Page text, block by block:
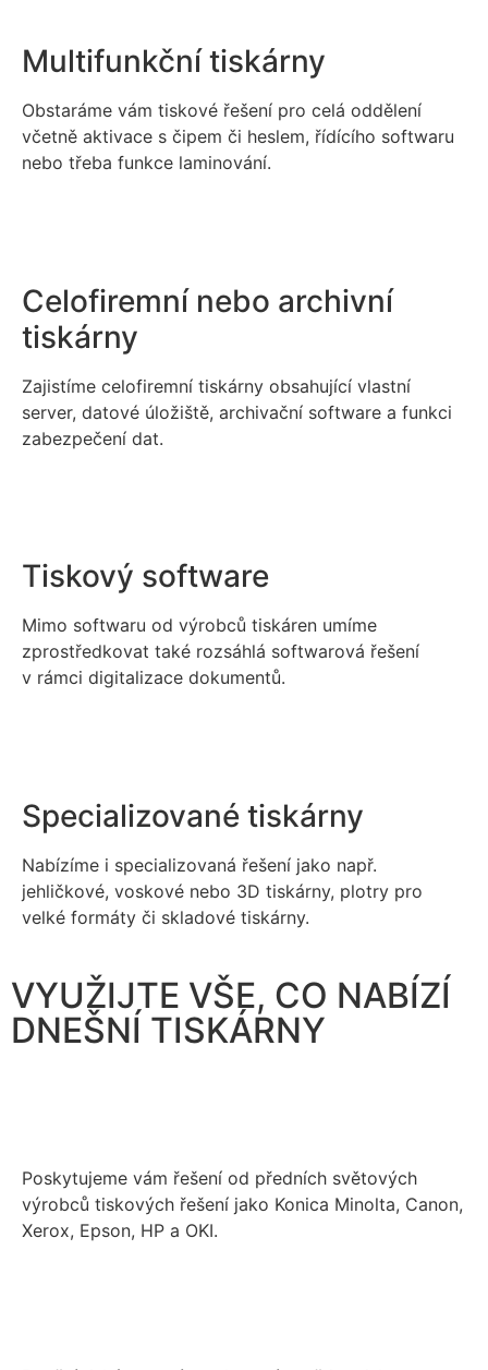
Multifunkční tiskárny
Obstaráme vám tiskové řešení pro celá oddělení
včetně aktivace s čipem či heslem, řídícího softwaru
nebo třeba funkce laminování.
Celofiremní nebo archivní
tiskárny
Zajistíme celofiremní tiskárny obsahující vlastní
server, datové úložiště, archivační software a funkci
zabezpečení dat.
Tiskový software
Mimo softwaru od výrobců tiskáren umíme
zprostředkovat také rozsáhlá softwarová řešení
v rámci digitalizace dokumentů.
Specializované tiskárny
Nabízíme i specializovaná řešení jako např.
jehličkové, voskové nebo 3D tiskárny, plotry pro
velké formáty či skladové tiskárny.
VYUŽIJTE VŠE, CO NABÍZÍ
DNEŠNÍ TISKÁRNY
Poskytujeme vám řešení od předních světových
výrobců tiskových řešení jako Konica Minolta, Canon,
Xerox, Epson, HP a OKI.